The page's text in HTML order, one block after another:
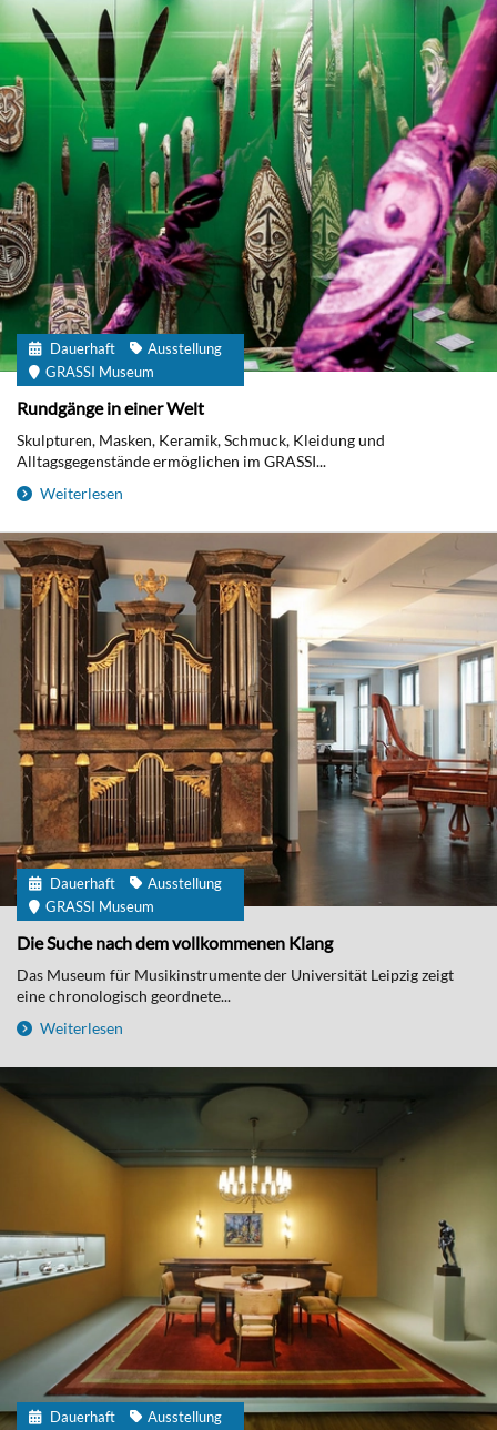
Dauerhaft
Ausstellung
GRASSI Museum
Rundgänge in einer Welt
Skulpturen, Masken, Keramik, Schmuck, Kleidung und
Alltagsgegenstände ermöglichen im GRASSI...
Weiterlesen
Dauerhaft
Ausstellung
GRASSI Museum
Die Suche nach dem vollkommenen Klang
Das Museum für Musikinstrumente der Universität Leipzig zeigt
eine chronologisch geordnete...
Weiterlesen
Dauerhaft
Ausstellung